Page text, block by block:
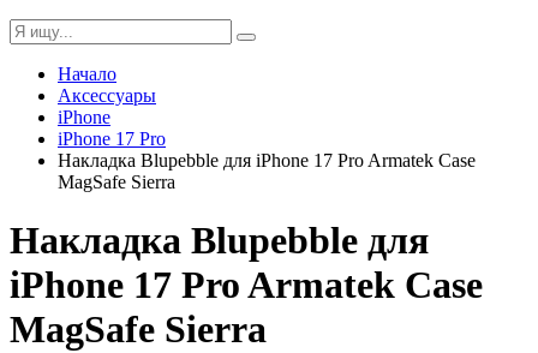
Начало
Аксессуары
iPhone
iPhone 17 Pro
Накладка Blupebble для iPhone 17 Pro Armatek Case
MagSafe Sierra
Накладка Blupebble для
iPhone 17 Pro Armatek Case
MagSafe Sierra